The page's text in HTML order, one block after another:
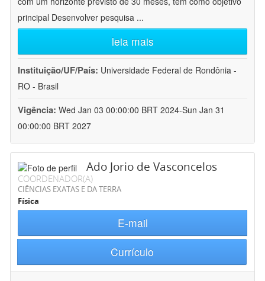
principal Desenvolver pesquisa ...
leia mais
Instituição/UF/País: Universidade Federal de Rondônia -
RO - Brasil
Vigência: Wed Jan 03 00:00:00 BRT 2024-Sun Jan 31
00:00:00 BRT 2027
Ado Jorio de Vasconcelos
COORDENADOR(A)
CIÊNCIAS EXATAS E DA TERRA
Física
E-mail
Currículo